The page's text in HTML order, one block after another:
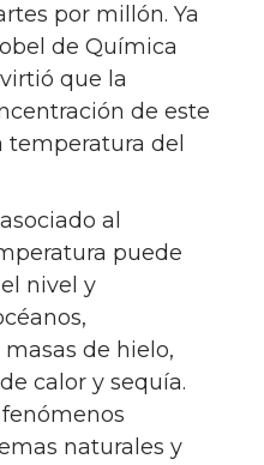
por millón. Ya
de Química
que la
de este
del
al
puede
nivel y
de hielo,
calor y sequía.
naturales y